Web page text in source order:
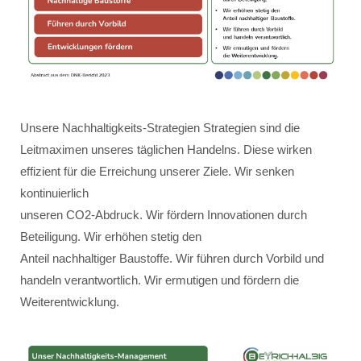
Unsere Nachhaltigkeits-Strategien Strategien sind die
Leitmaximen unseres täglichen Handelns. Diese wirken
effizient für die Erreichung unserer Ziele. Wir senken
kontinuierlich
unseren CO2-Abdruck. Wir fördern Innovationen durch
Beteiligung. Wir erhöhen stetig den
Anteil nachhaltiger Baustoffe. Wir führen durch Vorbild und
handeln verantwortlich. Wir ermutigen und fördern die
Weiterentwicklung.